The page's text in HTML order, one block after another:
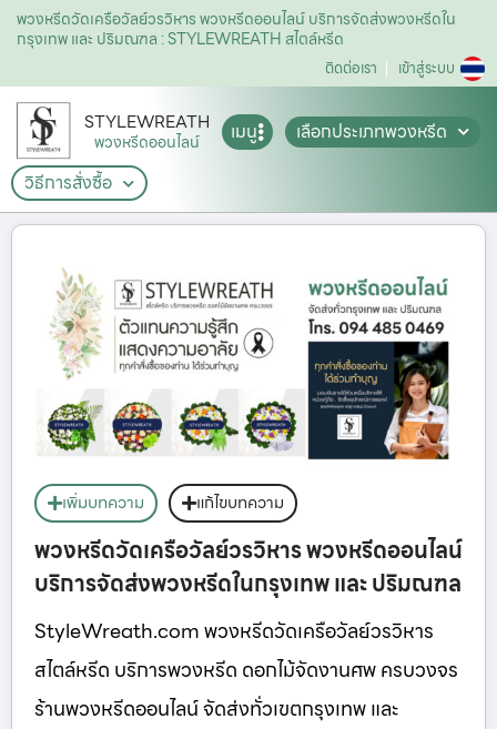
พวงหรีดวัดเครือวัลย์วรวิหาร พวงหรีดออนไลน์ บริการจัดส่งพวงหรีดใน
กรุงเทพ และ ปริมณฑล : STYLEWREATH สไตล์หรีด
ติดต่อเรา เข้าสู่ระบบ
STYLEWREATH
พวงหรีดออนไลน์ เมนู
เลือกประเภทพวงหรีด
วิธีการสั่งซื้อ
เพิ่มบทความ แก้ไขบทความ
พวงหรีดวัดเครือวัลย์วรวิหาร พวงหรีดออนไลน์
บริการจัดส่งพวงหรีดในกรุงเทพ และ ปริมณฑล
StyleWreath.com พวงหรีดวัดเครือวัลย์วรวิหาร
สไตล์หรีด บริการพวงหรีด ดอกไม้จัดงานศพ ครบวงจร
ร้านพวงหรีดออนไลน์ จัดส่งทั่วเขตกรุงเทพ และ